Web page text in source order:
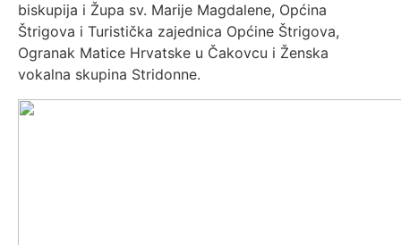
biskupija i Župa sv. Marije Magdalene, Općina
Štrigova i Turistička zajednica Općine Štrigova,
Ogranak Matice Hrvatske u Čakovcu i Ženska
vokalna skupina Stridonne.